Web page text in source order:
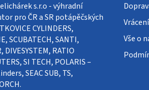
s.r.o - výhradní
pro ČR a SR potápěčských
CYLINDERS,
SCUBATECH, SANTI,
DIVESYSTEM, RATIO
SI TECH, POLARIS –
SEAC SUB, TS,
Vše o